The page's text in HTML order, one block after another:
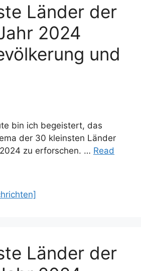
Länder der
2024
und
bin ich begeistert, das
der 30 kleinsten Länder
zu erforschen. … Read
Länder der